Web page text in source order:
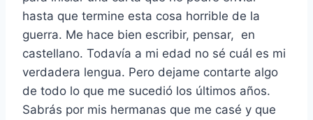
hasta que termine esta cosa horrible de la
guerra. Me hace bien escribir, pensar, en
castellano. Todavía a mi edad no sé cuál es mi
verdadera lengua. Pero dejame contarte algo
de todo lo que me sucedió los últimos años.
Sabrás por mis hermanas que me casé y que